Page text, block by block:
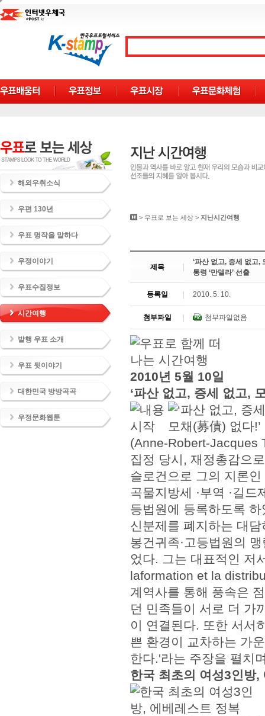
해외우취소식
우편 130년
우표 명작을 말하다
우정이야기
우표수집정보
시간여행
발행 우표 소개
우표 뒷이야기
대한민국 방방곡곡
우정문화웹툰
> 우표로 보는 세상 > 지난시간여행
제목
‘파산 없고, 증세 없고
통령 ‘만델라’ 선출
등록일 2010. 5. 10.
첨부파일 첨부파일없음
2010년 5월 10일
‘파산 없고, 증세 없고,
(Anne-Robert-Jacques
집정 당시, 재정총감으
슬로건으로 그의 지론
곡물지방세 ·부역 ·길
등법원에 등록하도록
신분제를 폐지하는 대
봉건귀족·고등법원의
었다. 그는 대표적인 저
laformation et la
계역사를 통해 풍속은
던 민족들이 서로 더 가
이 연결된다. 또한 서서
쁜 환경이 교차하는 가
한다.'라는 주장을 펼치
한국 최초의 여성3인방,